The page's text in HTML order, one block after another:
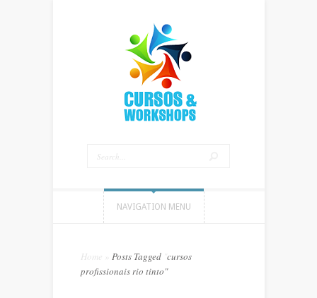
NAVIGATION MENU
Home Posts Tagged cursos
profissionais rio tinto"